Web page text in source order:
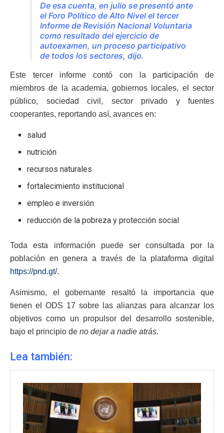
De esa cuenta, en julio se presentó ante
el Foro Político de Alto Nivel el tercer
Informe de Revisión Nacional Voluntaria
como resultado del ejercicio de
autoexamen, un proceso participativo
de todos los sectores, dijo.
Este tercer informe contó con la participación de
miembros de la academia, gobiernos locales, el sector
público, sociedad civil, sector privado y fuentes
cooperantes, reportando así, avances en:
salud
nutrición
recursos naturales
fortalecimiento institucional
empleo e inversión
reducción de la pobreza y protección social
Toda esta información puede ser consultada por la
población en genera a través de la plataforma digital
https://pnd.gt/.
Asimismo, el gobernante resaltó la importancia que
tienen el ODS 17 sobre las alianzas para alcanzar los
objetivos como un propulsor del desarrollo sostenible,
bajo el principio de no dejar a nadie atrás.
Lea también: